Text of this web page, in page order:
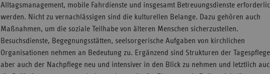
Alltagsmanagement, mobile Fahrdienste und insgesamt Betreuungsdienste
werden. Nicht zu vernachlässigen sind die kulturellen Belange. Dazu gehören auch
Maßnahmen, um die soziale Teilhabe von älteren Menschen sicherzustellen.
Besuchsdienste, Begegnungsstätten, seelsorgerische Aufgaben von kirchlichen
Organisationen nehmen an Bedeutung zu. Ergänzend sind Strukturen der
aber auch der Nachpflege neu und intensiver in den Blick zu nehmen und letztlich